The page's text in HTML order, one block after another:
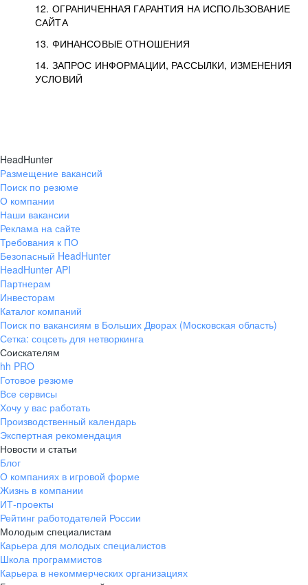
12. ОГРАНИЧЕННАЯ ГАРАНТИЯ НА ИСПОЛЬЗОВАНИЕ
САЙТА
13. ФИНАНСОВЫЕ ОТНОШЕНИЯ
14. ЗАПРОС ИНФОРМАЦИИ, РАССЫЛКИ, ИЗМЕНЕНИЯ
УСЛОВИЙ
HeadHunter
Размещение вакансий
Поиск по резюме
О компании
Наши вакансии
Реклама на сайте
Требования к ПО
Безопасный HeadHunter
HeadHunter API
Партнерам
Инвесторам
Каталог компаний
Поиск по вакансиям в Больших Дворах (Московская область)
Сетка: соцсеть для нетворкинга
Соискателям
hh PRO
Готовое резюме
Все сервисы
Хочу у вас работать
Производственный календарь
Экспертная рекомендация
Новости и статьи
Блог
О компаниях в игровой форме
Жизнь в компании
ИТ-проекты
Рейтинг работодателей России
Молодым специалистам
Карьера для молодых специалистов
Школа программистов
Карьера в некоммерческих организациях